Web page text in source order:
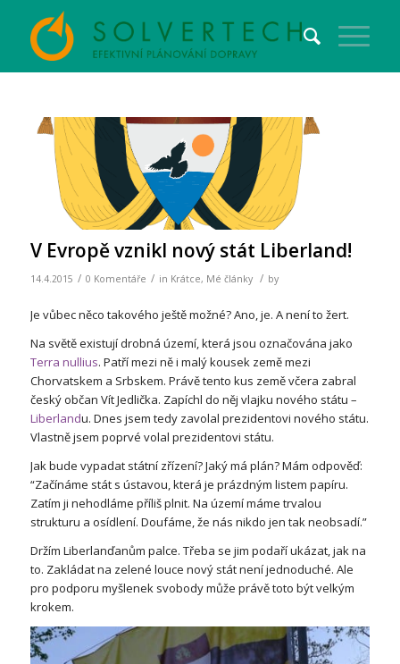
V Evropě vznikl nový stát Liberland!
14.4.2015 / 0 Komentáře / in Krátce, Mé články / by
Je vůbec něco takového ještě možné? Ano, je. A není to žert.
Na světě existují drobná území, která jsou označována jako
Terra nullius. Patří mezi ně i malý kousek země mezi
Chorvatskem a Srbskem. Právě tento kus země včera zabral
český občan Vít Jedlička. Zapíchl do něj vlajku nového státu –
Liberlandu. Dnes jsem tedy zavolal prezidentovi nového státu.
Vlastně jsem poprvé volal prezidentovi státu.
Jak bude vypadat státní zřízení? Jaký má plán? Mám odpověď:
“Začínáme stát s ústavou, která je prázdným listem papíru.
Zatím ji nehodláme příliš plnit. Na území máme trvalou
strukturu a osídlení. Doufáme, že nás nikdo jen tak neobsadí.”
Držím Liberlanďanům palce. Třeba se jim podaří ukázat, jak na
to. Zakládat na zelené louce nový stát není jednoduché. Ale
pro podporu myšlenek svobody může právě toto být velkým
krokem.